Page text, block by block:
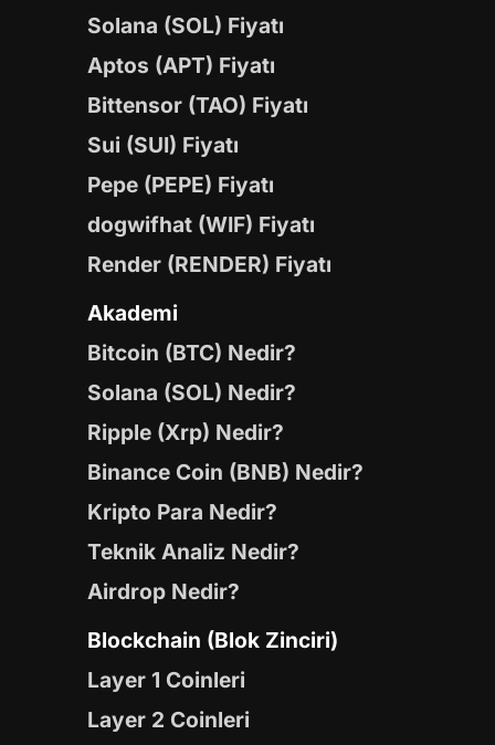
Solana (SOL) Fiyatı
Aptos (APT) Fiyatı
Bittensor (TAO) Fiyatı
Sui (SUI) Fiyatı
Pepe (PEPE) Fiyatı
dogwifhat (WIF) Fiyatı
Render (RENDER) Fiyatı
Akademi
Bitcoin (BTC) Nedir?
Solana (SOL) Nedir?
Ripple (Xrp) Nedir?
Binance Coin (BNB) Nedir?
Kripto Para Nedir?
Teknik Analiz Nedir?
Airdrop Nedir?
Blockchain (Blok Zinciri)
Layer 1 Coinleri
Layer 2 Coinleri